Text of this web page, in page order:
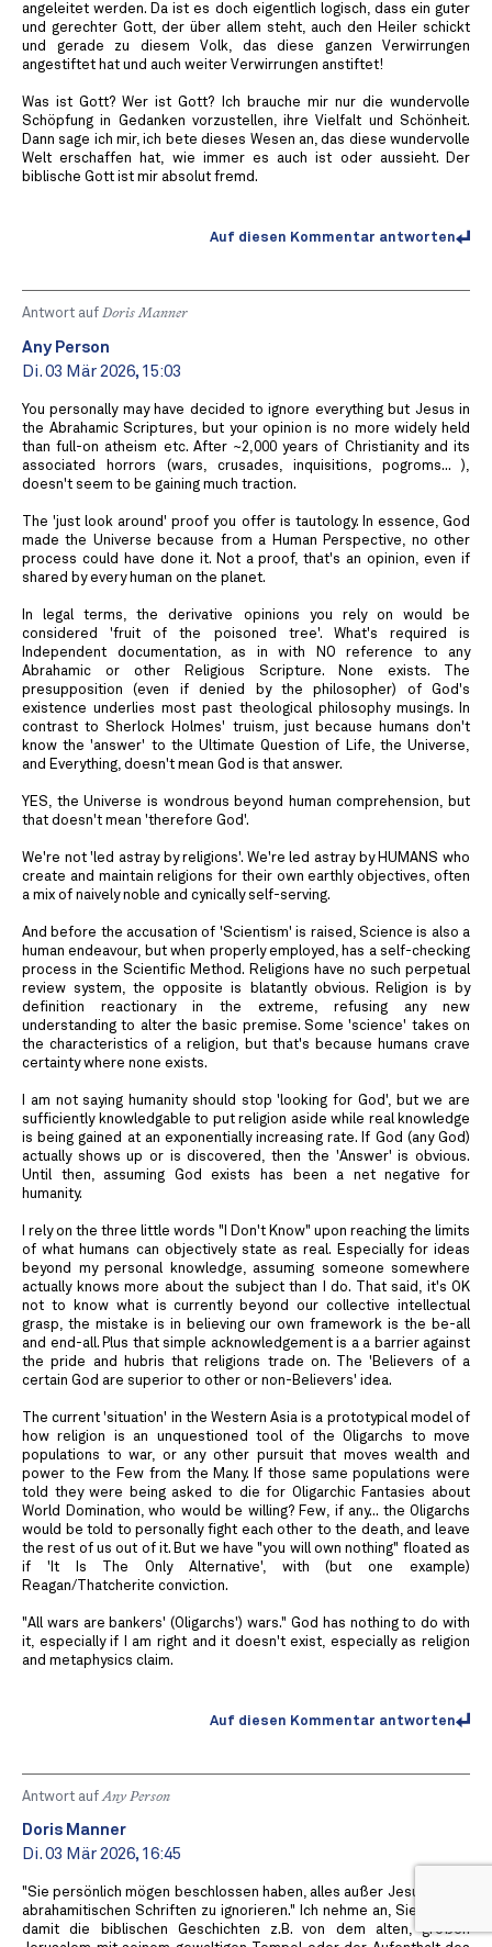
angeleitet werden. Da ist es doch eigentlich logisch, dass ein guter
und gerechter Gott, der über allem steht, auch den Heiler schickt
und gerade zu diesem Volk, das diese ganzen Verwirrungen
angestiftet hat und auch weiter Verwirrungen anstiftet!
Was ist Gott? Wer ist Gott? Ich brauche mir nur die wundervolle
Schöpfung in Gedanken vorzustellen, ihre Vielfalt und Schönheit.
Dann sage ich mir, ich bete dieses Wesen an, das diese wundervolle
Welt erschaffen hat, wie immer es auch ist oder aussieht. Der
biblische Gott ist mir absolut fremd.
Auf diesen Kommentar antworten
Antwort auf Doris Manner
Any Person
Di. 03 Mär 2026, 15:03
You personally may have decided to ignore everything but Jesus in
the Abrahamic Scriptures, but your opinion is no more widely held
than full-on atheism etc. After ~2,000 years of Christianity and its
associated horrors (wars, crusades, inquisitions, pogroms... ),
doesn't seem to be gaining much traction.
The 'just look around' proof you offer is tautology. In essence, God
made the Universe because from a Human Perspective, no other
process could have done it. Not a proof, that's an opinion, even if
shared by every human on the planet.
In legal terms, the derivative opinions you rely on would be
considered 'fruit of the poisoned tree'. What's required is
Independent documentation, as in with NO reference to any
Abrahamic or other Religious Scripture. None exists. The
presupposition (even if denied by the philosopher) of God's
existence underlies most past theological philosophy musings. In
contrast to Sherlock Holmes' truism, just because humans don't
know the 'answer' to the Ultimate Question of Life, the Universe,
and Everything, doesn't mean God is that answer.
YES, the Universe is wondrous beyond human comprehension, but
that doesn't mean 'therefore God'.
We're not 'led astray by religions'. We're led astray by HUMANS who
create and maintain religions for their own earthly objectives, often
a mix of naively noble and cynically self-serving.
And before the accusation of 'Scientism' is raised, Science is also a
human endeavour, but when properly employed, has a self-checking
process in the Scientific Method. Religions have no such perpetual
review system, the opposite is blatantly obvious. Religion is by
definition reactionary in the extreme, refusing any new
understanding to alter the basic premise. Some 'science' takes on
the characteristics of a religion, but that's because humans crave
certainty where none exists.
I am not saying humanity should stop 'looking for God', but we are
sufficiently knowledgable to put religion aside while real knowledge
is being gained at an exponentially increasing rate. If God (any God)
actually shows up or is discovered, then the 'Answer' is obvious.
Until then, assuming God exists has been a net negative for
humanity.
I rely on the three little words "I Don't Know" upon reaching the limits
of what humans can objectively state as real. Especially for ideas
beyond my personal knowledge, assuming someone somewhere
actually knows more about the subject than I do. That said, it's OK
not to know what is currently beyond our collective intellectual
grasp, the mistake is in believing our own framework is the be-all
and end-all. Plus that simple acknowledgement is a a barrier against
the pride and hubris that religions trade on. The 'Believers of a
certain God are superior to other or non-Believers' idea.
The current 'situation' in the Western Asia is a prototypical model of
how religion is an unquestioned tool of the Oligarchs to move
populations to war, or any other pursuit that moves wealth and
power to the Few from the Many. If those same populations were
told they were being asked to die for Oligarchic Fantasies about
World Domination, who would be willing? Few, if any... the Oligarchs
would be told to personally fight each other to the death, and leave
the rest of us out of it. But we have "you will own nothing" floated as
if 'It Is The Only Alternative', with (but one example)
Reagan/Thatcherite conviction.
"All wars are bankers' (Oligarchs') wars." God has nothing to do with
it, especially if I am right and it doesn't exist, especially as religion
and metaphysics claim.
Auf diesen Kommentar antworten
Antwort auf Any Person
Doris Manner
Di. 03 Mär 2026, 16:45
"Sie persönlich mögen beschlossen haben, alles außer Jesus in den
abrahamitischen Schriften zu ignorieren." Ich nehme an, Sie meinen
damit die biblischen Geschichten z.B. von dem alten, großen